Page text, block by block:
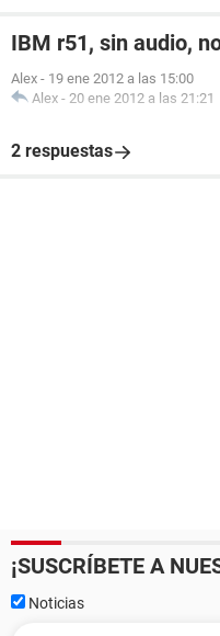
IBM r51, sin audio,
Alex - 19 ene 2012 a las 15:00
Alex - 20 ene 2012 a las 21:21
2 respuestas
¡SUSCRÍBETE A
Noticias